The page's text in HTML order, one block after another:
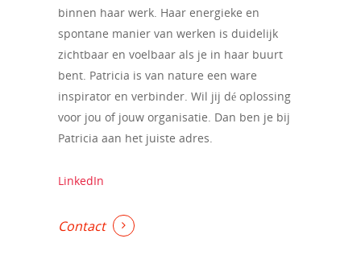
binnen haar werk. Haar energieke en
spontane manier van werken is duidelijk
zichtbaar en voelbaar als je in haar buurt
bent. Patricia is van nature een ware
inspirator en verbinder. Wil jij dé oplossing
voor jou of jouw organisatie. Dan ben je bij
Patricia aan het juiste adres.
LinkedIn
Contact